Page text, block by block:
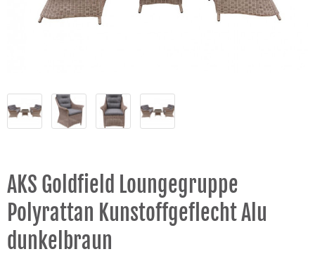
AKS Goldfield Loungegruppe
Polyrattan Kunstoffgeflecht Alu
dunkelbraun